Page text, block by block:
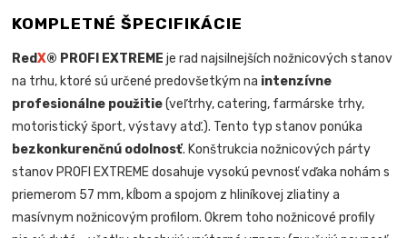
KOMPLETNÉ ŠPECIFIKÁCIE
RedX® PROFI EXTREME je rad najsilnejších nožnicových stanov
na trhu, ktoré sú určené predovšetkým na intenzívne
profesionálne použitie(veľtrhy, catering, farmárske trhy,
motoristický šport, výstavy atď.). Tento typ stanov ponúka
bezkonkurenčnú odolnosť. Konštrukcia nožnicových párty
stanov PROFI EXTREME dosahuje vysokú pevnosť vďaka nohám s
priemerom 57 mm, kĺbom a spojom z hliníkovej zliatiny a
masívnym nožnicovým profilom. Okrem toho nožnicové profily